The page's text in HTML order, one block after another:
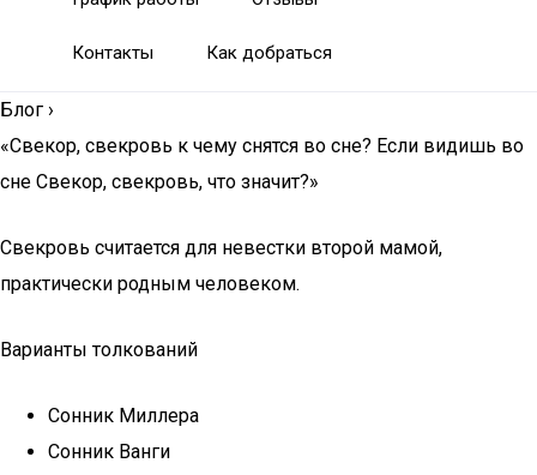
Контакты Как добраться
Блог ›
«Свекор, свекровь к чему снятся во сне? Если видишь во
сне Свекор, свекровь, что значит?»
Свекровь считается для невестки второй мамой,
практически родным человеком.
Варианты толкований
Cонник Миллера
Cонник Ванги